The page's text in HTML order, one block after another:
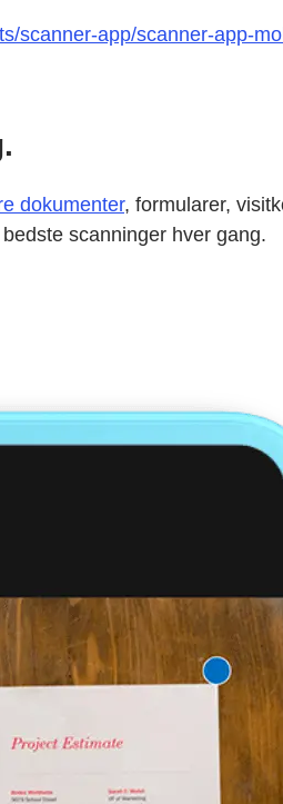
scanner-app/scanner-app-
dokumenter, formularer,
scanninger hver gang.